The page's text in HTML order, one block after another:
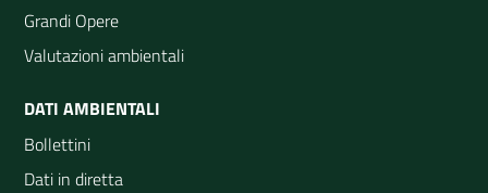
Grandi Opere
Valutazioni ambientali
DATI AMBIENTALI
Bollettini
Dati in diretta